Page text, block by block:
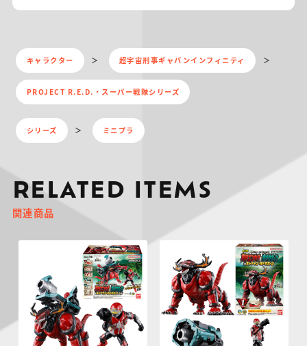
キャラクター 超宇宙刑事ギャバンインフィニティ
PROJECT R.E.D.・スーパー戦隊シリーズ
シリーズ ミニプラ
RELATED ITEMS
関連商品